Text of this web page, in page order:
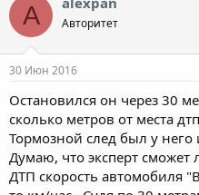
т
е
ы
а
ч
A Авторитет
30 Июн 2016
Остановился он через 30
сколько метров от места
Тормозной след был у него
Думаю, что эксперт сможет
ДТП скорость автомобиля